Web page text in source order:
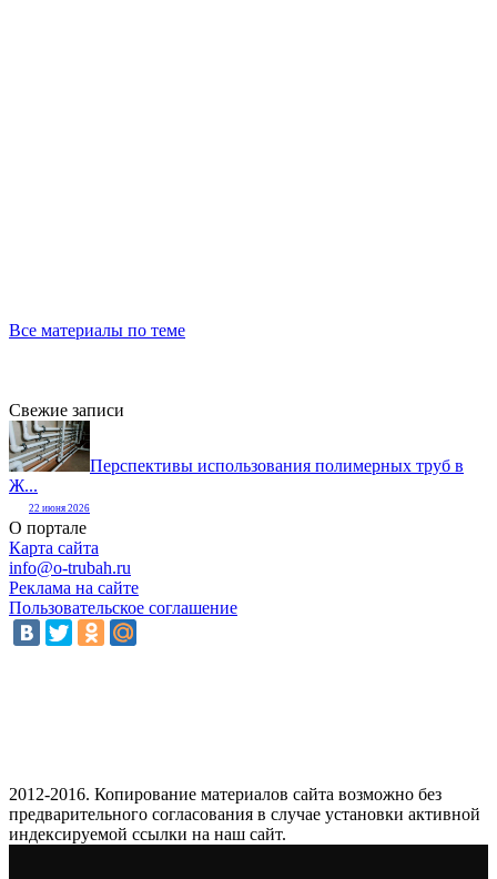
Все материалы по теме
Свежие записи
Перспективы использования полимерных труб в
Ж...
22 июня 2026
О портале
Карта сайта
info@o-trubah.ru
Реклама на сайте
Пользовательское соглашение
2012-2016. Копирование материалов сайта возможно без
предварительного согласования в случае установки активной
индексируемой ссылки на наш сайт.